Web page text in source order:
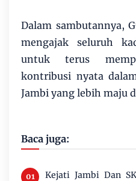
Dalam sambutannya,
mengajak seluruh
untuk terus
kontribusi nyata
Jambi yang lebih maju
Baca juga:
Kejati Jambi Dan